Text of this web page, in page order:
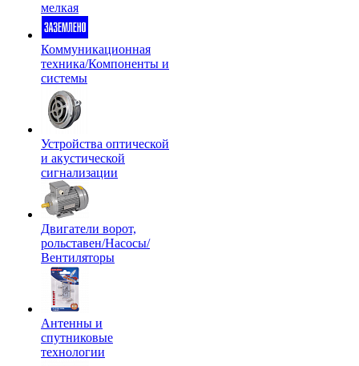
мелкая
Коммуникационная
техника/Компоненты и
системы
Устройства оптической
и акустической
сигнализации
Двигатели ворот,
рольставен/Насосы/
Вентиляторы
Антенны и
спутниковые
технологии